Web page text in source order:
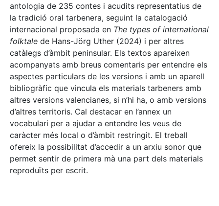
antologia de 235 contes i acudits representatius de
la tradició oral tarbenera, seguint la catalogació
internacional proposada en The types of international
folktale de Hans-Jörg Uther (2024) i per altres
catàlegs d’àmbit peninsular. Els textos apareixen
acompanyats amb breus comentaris per entendre els
aspectes particulars de les versions i amb un aparell
bibliogràfic que vincula els materials tarbeners amb
altres versions valencianes, si n’hi ha, o amb versions
d’altres territoris. Cal destacar en l’annex un
vocabulari per a ajudar a entendre les veus de
caràcter més local o d’àmbit restringit. El treball
ofereix la possibilitat d’accedir a un arxiu sonor que
permet sentir de primera mà una part dels materials
reproduïts per escrit.